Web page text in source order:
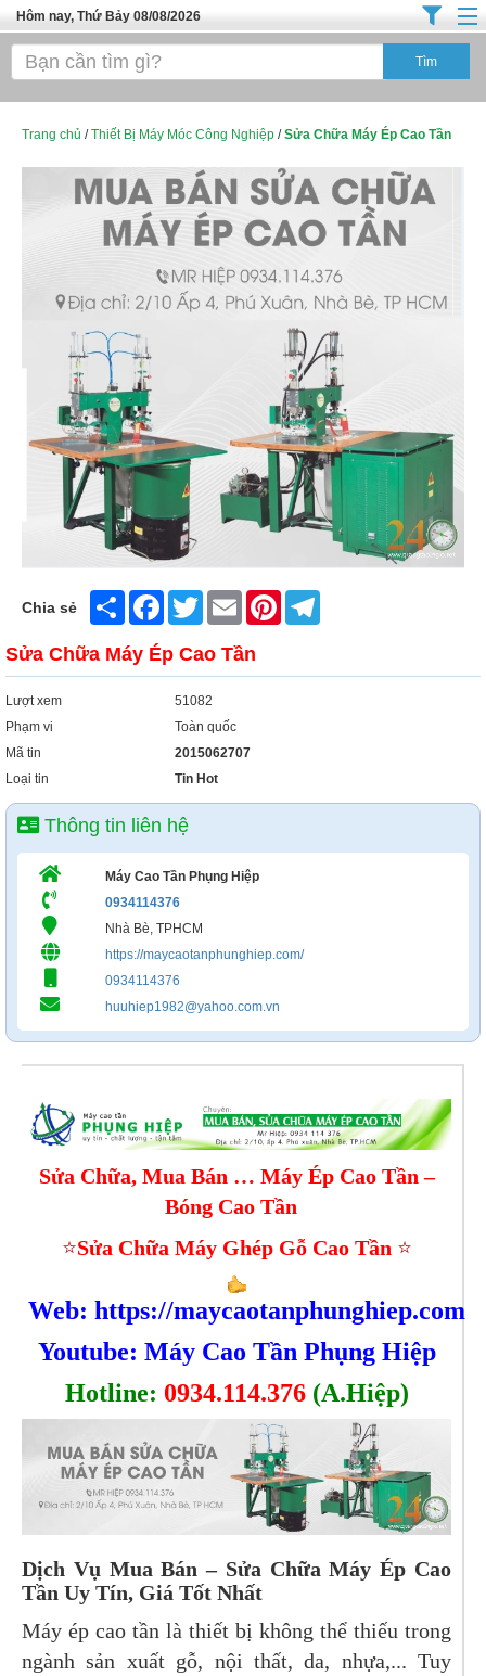
Hôm nay, Thứ Bảy 08/08/2026
Trang chủ
Tuyển Sinh Đào Tạo
Đồ Dùng Nội Ngoại Thất
Làm Đẹp
Thời Trang
Hàng Tiêu Dùng
Tổng Hợp
Trang chủ /Thiết Bị Máy Móc Công Nghiệp /Sửa Chữa Máy Ép Cao Tần
Chia sẻ Share FacebookTwitter Email Pinterest
Sửa Chữa Máy Ép Cao Tần
Lượt xem
51082
Phạm vi
Toàn quốc
Mã tin
2015062707
Loại tin
Tin Hot
Thông tin liên hệ
Máy Cao Tần Phụng Hiệp
0934114376
Nhà Bè, TPHCM
https://maycaotanphunghiep.com/
0934114376
huuhiep1982@yahoo.com.vn
Sửa Chữa, Mua Bán … Máy Ép Cao Tần –
Bóng Cao Tần
⭐Sửa Chữa Máy Ghép Gỗ Cao Tần ⭐
Web: https://maycaotanphunghiep.com
Youtube: Máy Cao Tần Phụng Hiệp
Hotline: 0934.114.376(A.Hiệp)
Dịch Vụ Mua Bán – Sửa Chữa Máy Ép Cao
Tần Uy Tín, Giá Tốt Nhất
Máy ép cao tần là thiết bị không thể thiếu trong
ngành sản xuất gỗ, nội thất, da, nhựa,... Tuy